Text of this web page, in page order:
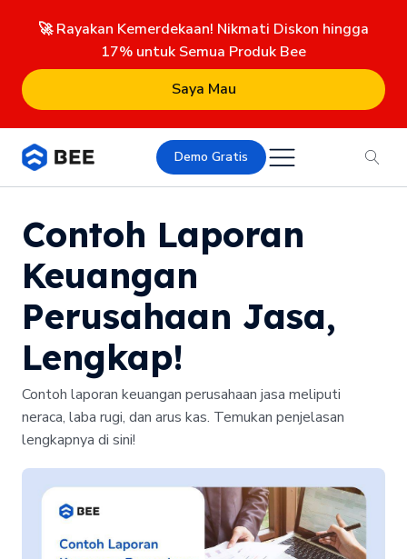
🚀 Rayakan Kemerdekaan! Nikmati Diskon hingga
17% untuk Semua Produk Bee
Saya Mau
Demo Gratis
Contoh Laporan
Keuangan
Perusahaan Jasa,
Lengkap!
Contoh laporan keuangan perusahaan jasa meliputi
neraca, laba rugi, dan arus kas. Temukan penjelasan
lengkapnya di sini!